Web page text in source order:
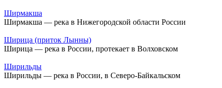
Ширмакша
Ширмакша — река в Нижегородской области России
Ширица (приток Лынны)
Ширица — река в России, протекает в Волховском
Ширильды
Ширильды — река в России, в Северо-Байкальском